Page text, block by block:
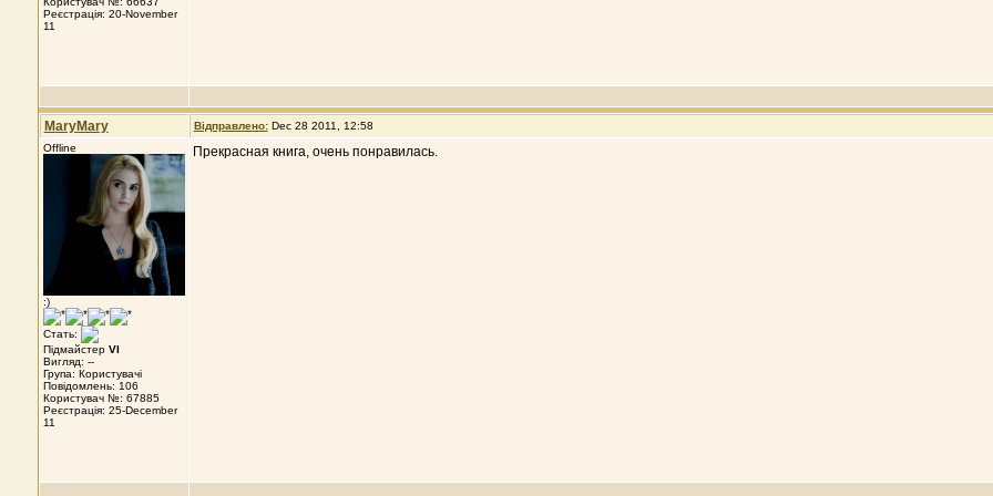
Реєстрація: 20-November
11
MaryMary Відправлено: Dec 28 2011, 12:58
Offline
:)
Стать:
Підмайстер VI
Вигляд: --
Група: Користувачі
Повідомлень: 106
Користувач №: 67885
Реєстрація: 25-December
11
Прекрасная книга, очень понравилась.